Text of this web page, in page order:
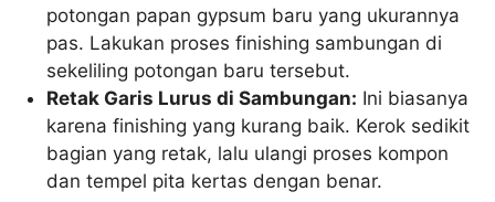
potongan papan gypsum baru yang ukurannya
pas. Lakukan proses finishing sambungan di
sekeliling potongan baru tersebut.
Retak Garis Lurus di Sambungan: Ini biasanya
karena finishing yang kurang baik. Kerok sedikit
bagian yang retak, lalu ulangi proses kompon
dan tempel pita kertas dengan benar.